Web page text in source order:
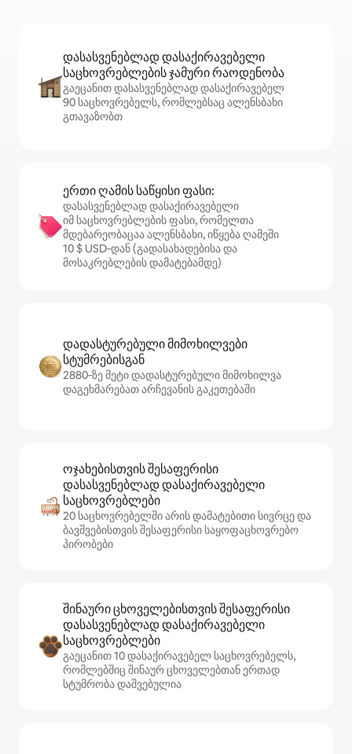
დასასვენებლად დასაქირავებელი
საცხოვრებლების ჯამური რაოდენობა
გაეცანით დასასვენებლად დასაქირავებელ
90 საცხოვრებელს, რომლებსაც ალენსბახი
გთავაზობთ
ერთი ღამის საწყისი ფასი:
დასასვენებლად დასაქირავებელი
იმ საცხოვრებლების ფასი, რომელთა
მდებარეობაცაა ალენსბახი, იწყება ღამეში
10 $ USD‑დან (გადასახადებისა და
მოსაკრებლების დამატებამდე)
დადასტურებული მიმოხილვები
სტუმრებისგან
2880‑ზე მეტი დადასტურებული მიმოხილვა
დაგეხმარებათ არჩევანის გაკეთებაში
ოჯახებისთვის შესაფერისი
დასასვენებლად დასაქირავებელი
საცხოვრებლები
20 საცხოვრებელში არის დამატებითი სივრცე და
ბავშვებისთვის შესაფერისი საყოფაცხოვრებო
პირობები
შინაური ცხოველებისთვის შესაფერისი
დასასვენებლად დასაქირავებელი
საცხოვრებლები
გაეცანით 10 დასაქირავებელ საცხოვრებელს,
რომლებშიც შინაურ ცხოველებთან ერთად
სტუმრობა დაშვებულია